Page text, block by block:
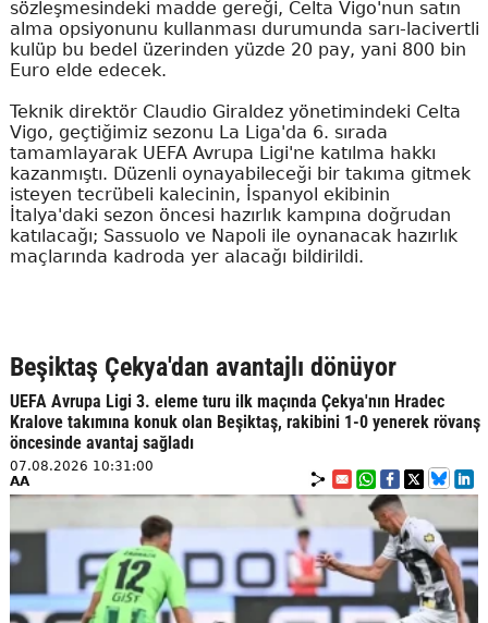
sözleşmesindeki madde gereği, Celta Vigo'nun satın
alma opsiyonunu kullanması durumunda sarı-lacivertli
kulüp bu bedel üzerinden yüzde 20 pay, yani 800 bin
Euro elde edecek.
Teknik direktör Claudio Giraldez yönetimindeki Celta
Vigo, geçtiğimiz sezonu La Liga'da 6. sırada
tamamlayarak UEFA Avrupa Ligi'ne katılma hakkı
kazanmıştı. Düzenli oynayabileceği bir takıma gitmek
isteyen tecrübeli kalecinin, İspanyol ekibinin
İtalya'daki sezon öncesi hazırlık kampına doğrudan
katılacağı; Sassuolo ve Napoli ile oynanacak hazırlık
maçlarında kadroda yer alacağı bildirildi.
Beşiktaş Çekya'dan avantajlı dönüyor
UEFA Avrupa Ligi 3. eleme turu ilk maçında Çekya'nın Hradec
Kralove takımına konuk olan Beşiktaş, rakibini 1-0 yenerek rövanş
öncesinde avantaj sağladı
07.08.2026 10:31:00
AA